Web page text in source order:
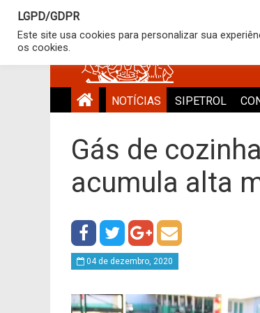
NOTÍCIAS SIPETROL
Gás de
acumula alta
04 de dezembro, 2020
LGPD/GDPR
Este site usa cookies para personalizar sua
os cookies.